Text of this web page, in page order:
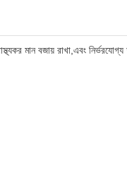
মান বজায় রাখা,এবং